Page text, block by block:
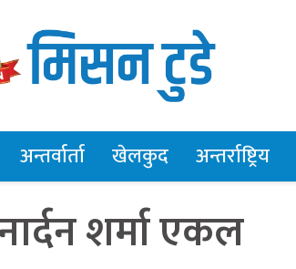
अन्तर्वार्ता खेलकुद अन्तर्राष्ट्रिय
शर्मा एकल